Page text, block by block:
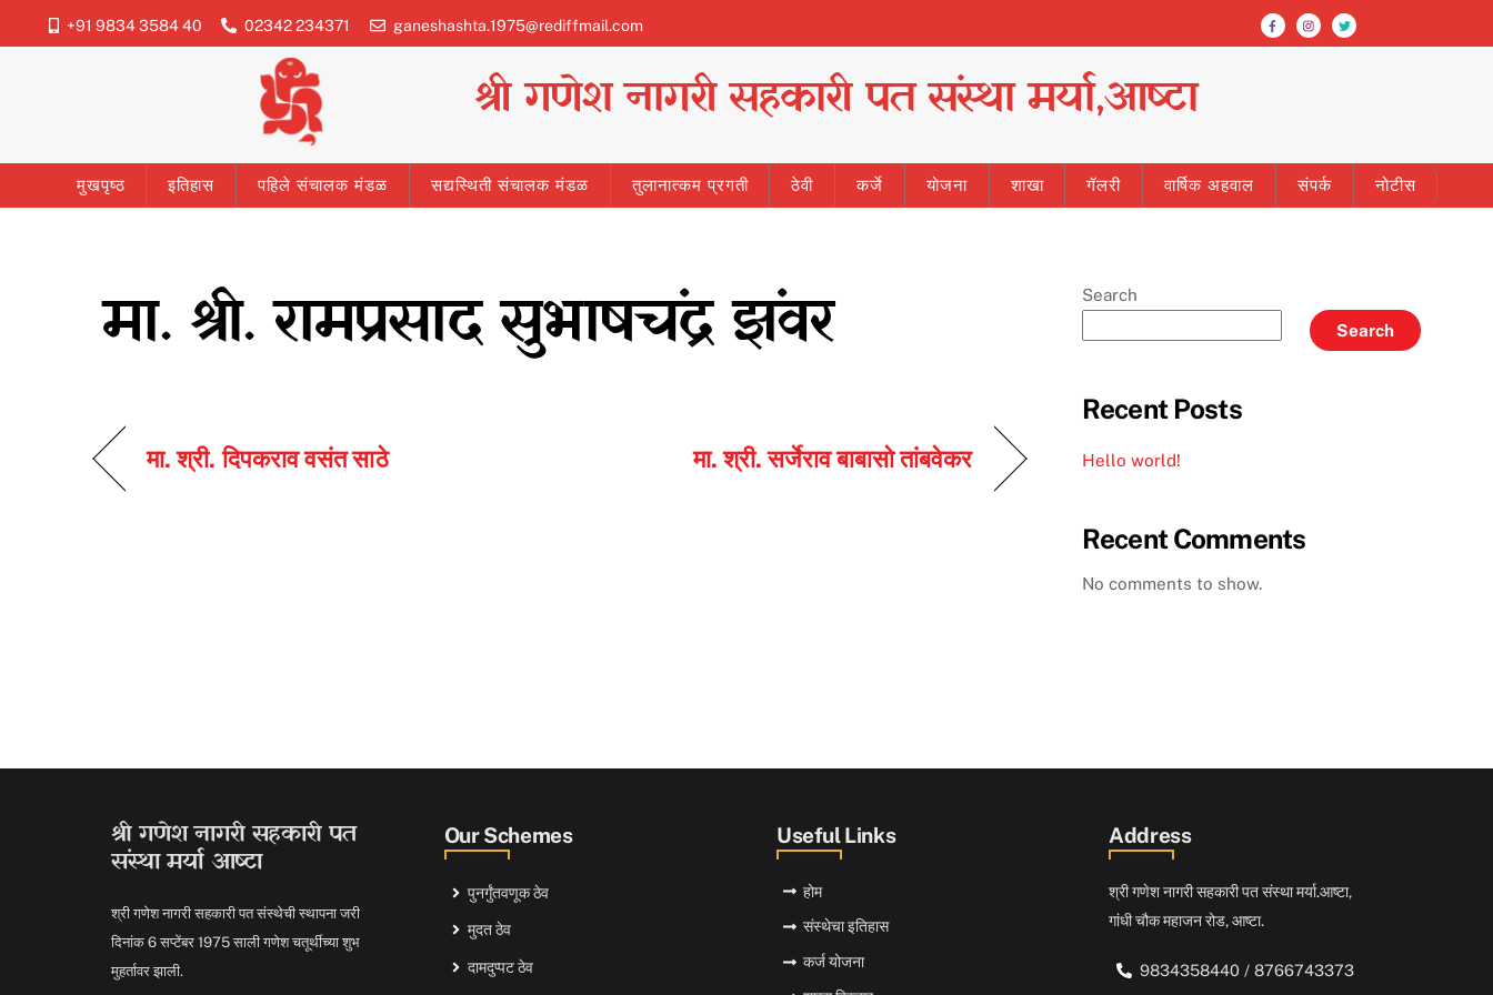
to
+91 9834 3584 40 02342 234371 ganeshashta.1975@rediffmail.com
श्री गणेश नागरी सहकारी पत संस्था मर्या,आष्टा
मुखपृष्ठ इतिहास पहिले संचालक मंडळ सद्यस्थिती संचालक मंडळ तुलानात्कम प्रगती ठेवी कर्जे योजना शाखा गॅलरी वार्षिक अहवाल संपर्क नोटीस
मा. श्री. रामप्रसाद सुभाषचंद्र झंवर
मा. श्री. दिपकराव वसंत साठे मा. श्री. सर्जेराव बाबासो तांबवेकर
Search
Search
Recent Posts
Hello world!
Recent Comments
No comments to show.
श्री गणेश नागरी सहकारी पत
संस्था मर्या आष्टा
श्री गणेश नागरी सहकारी पत संस्थेची स्थापना जरी
दिनांक 6 सप्टेंबर 1975 साली गणेश चतूर्थीच्या शुभ
मुहर्तावर झाली.
Our Schemes
पुनर्गुंतवणूक ठेव
मुदत ठेव
दामदुप्पट ठेव
Useful Links
होम
संस्थेचा इतिहास
कर्ज योजना
Address
श्री गणेश नागरी सहकारी पत संस्था मर्या.आष्टा,
गांधी चौक महाजन रोड, आष्टा.
9834358440 / 8766743373